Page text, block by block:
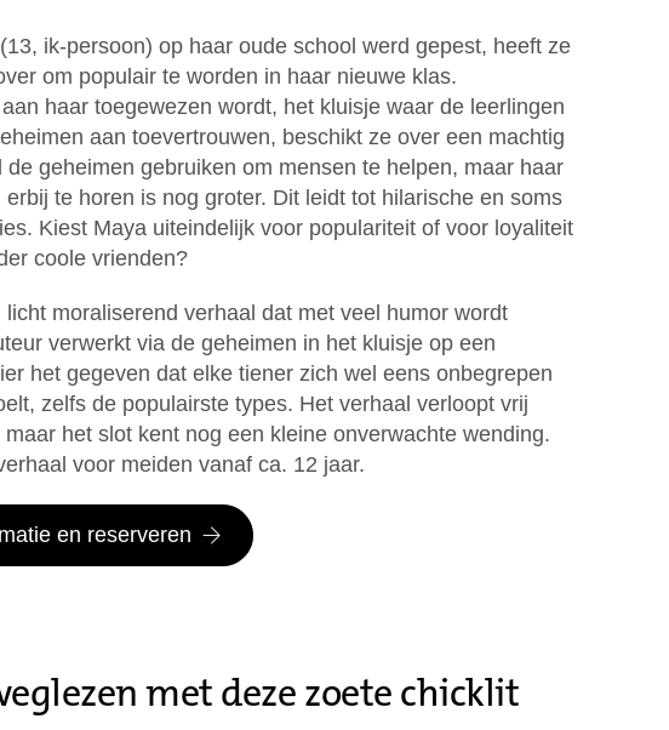
ik-persoon) op haar oude school werd gepest, heeft ze
om populair te worden in haar nieuwe klas.
haar toegewezen wordt, het kluisje waar de leerlingen
aan toevertrouwen, beschikt ze over een machtig
de geheimen gebruiken om mensen te helpen, maar haar
te horen is nog groter. Dit leidt tot hilarische en soms
Kiest Maya uiteindelijk voor populariteit of voor loyaliteit
coole vrienden?
licht moraliserend verhaal dat met veel humor wordt
verwerkt via de geheimen in het kluisje op een
het gegeven dat elke tiener zich wel eens onbegrepen
zelfs de populairste types. Het verhaal verloopt vrij
het slot kent nog een kleine onverwachte wending.
voor meiden vanaf ca. 12 jaar.
en reserveren
met deze zoete chicklit